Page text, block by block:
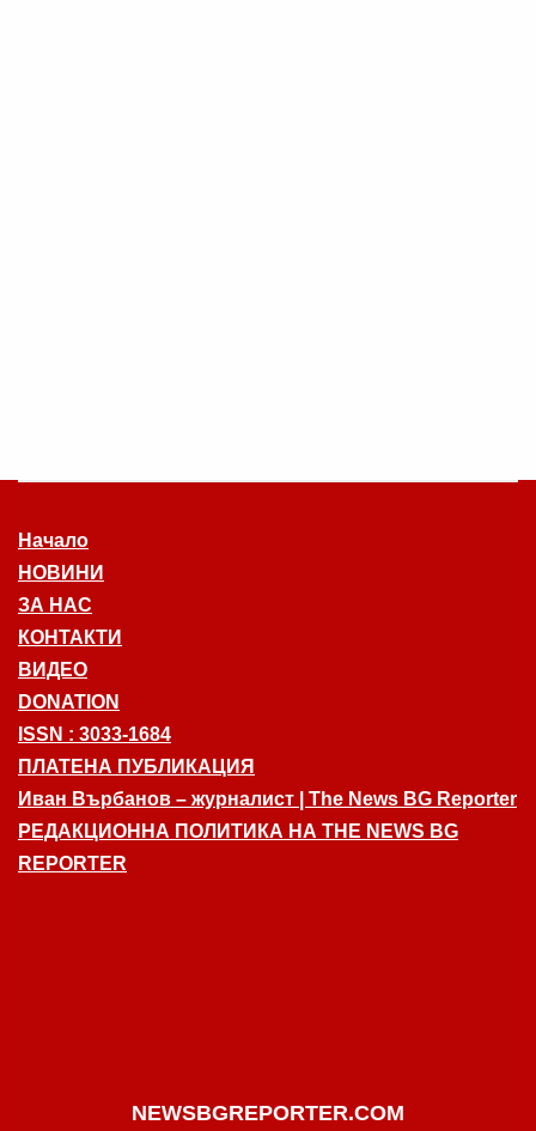
Начало
НОВИНИ
ЗА НАС
КОНТАКТИ
ВИДЕО
DONATION
ISSN : 3033-1684
ПЛАТЕНА ПУБЛИКАЦИЯ
Иван Върбанов – журналист | The News BG Reporter
РЕДАКЦИОННА ПОЛИТИКА НА THE NEWS BG
REPORTER
NEWSBGREPORTER.COM